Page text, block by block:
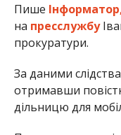
Пише
на пресслужбу
прокуратури.
За даними
отримавши
дільницю для